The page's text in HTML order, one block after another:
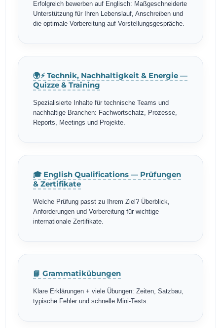
Erfolgreich bewerben auf Englisch: Maßgeschneiderte
Unterstützung für Ihren Lebenslauf, Anschreiben und
die optimale Vorbereitung auf Vorstellungsgespräche.
🌍⚡ Technik, Nachhaltigkeit & Energie —
Quizze & Training
Spezialisierte Inhalte für technische Teams und
nachhaltige Branchen: Fachwortschatz, Prozesse,
Reports, Meetings und Projekte.
🎓 English Qualifications — Prüfungen
& Zertifikate
Welche Prüfung passt zu Ihrem Ziel? Überblick,
Anforderungen und Vorbereitung für wichtige
internationale Zertifikate.
📘 Grammatikübungen
Klare Erklärungen + viele Übungen: Zeiten, Satzbau,
typische Fehler und schnelle Mini-Tests.